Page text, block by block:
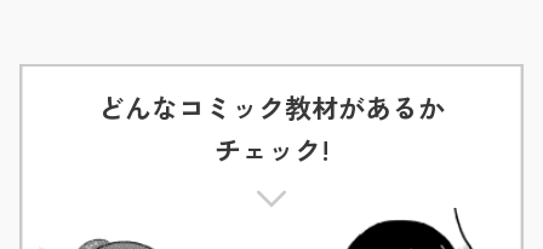
どんなコミック教材があるか
チェック!